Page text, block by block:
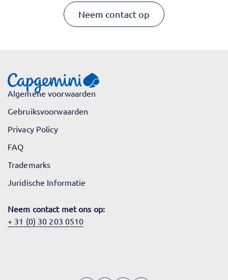
Neem contact op
Algemene voorwaarden
Gebruiksvoorwaarden
Privacy Policy
FAQ
Trademarks
Juridische Informatie
Neem contact met ons op:
+ 31 (0) 30 203 0510